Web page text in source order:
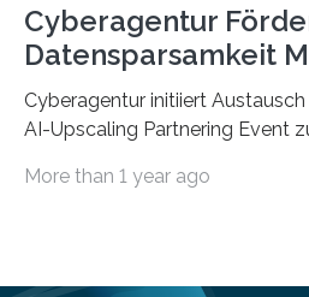
Cyberagentur
Datensparsamkeit
Cyberagentur initiiert
AI-Upscaling Partnering Event
innovative
More than 1 year ago